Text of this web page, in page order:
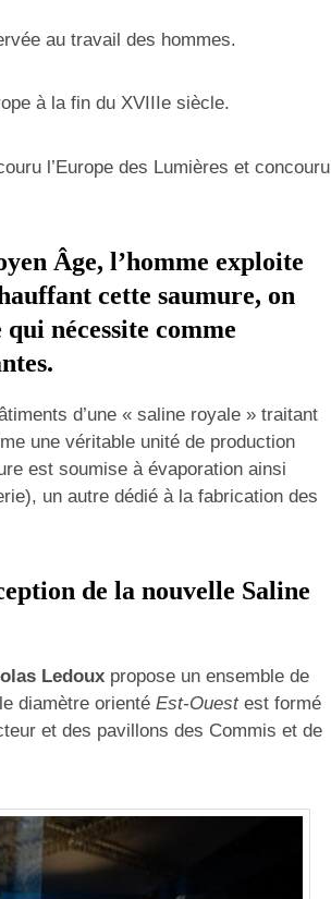
au travail des hommes.
à la fin du XVIIIe siècle.
l’Europe des Lumières et concouru
Âge, l’homme exploite
cette saumure, on
nécessite comme
d’une « saline royale » traitant
une véritable unité de production
est soumise à évaporation ainsi
un autre dédié à la fabrication des
de la nouvelle Saline
Ledoux propose un ensemble de
diamètre orienté Est-Ouest est formé
et des pavillons des Commis et de